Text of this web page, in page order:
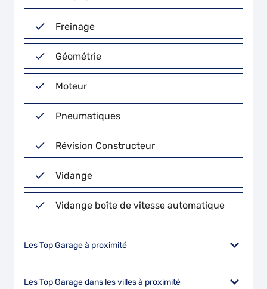
Freinage
Géométrie
Moteur
Pneumatiques
Révision Constructeur
Vidange
Vidange boîte de vitesse automatique
Les Top Garage à proximité
Les Top Garage dans les villes à proximité